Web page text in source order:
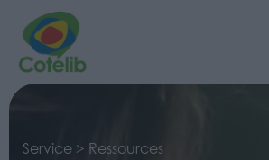
Service > Ressources